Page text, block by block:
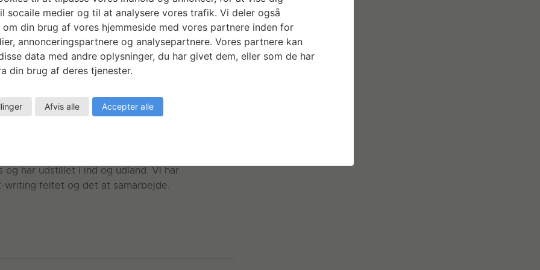
sammen og samtidig. Det har faciliteret
Vi har blandt andet ville arbejde med litugrafi,
print, fletning, monotopi, syning og
grafik, intervention og bogkunst mm. Vi
og har udstillet i ind og udland. Vi har
feltet og det at samarbejde.
socaile medier og til at analysere vores trafik. Vi deler også
din brug af vores hjemmeside med vores partnere inden for
annonceringspartnere og analysepartnere. Vores partnere kan
data med andre oplysninger, du har givet dem, eller som de har
din brug af deres tjenester.
Afvis alle Accepter alle